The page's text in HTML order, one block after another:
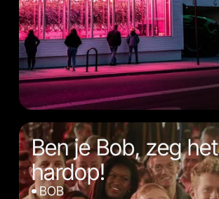
Ben je Bob, zeg het
hardop!
BOB